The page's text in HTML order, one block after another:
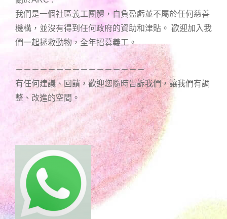
我們是一個社區義工團體，自負盈虧並不屬於任何慈善
機構，並沒有得到任何政府的資助和津貼。 歡迎加入我
們一起拯救動物，全年招募義工。
－－－－－－－－－－－－－－－－
有任何建議、回饋，歡迎您隨時告訴我們，讓我們有調
整、改進的空間。